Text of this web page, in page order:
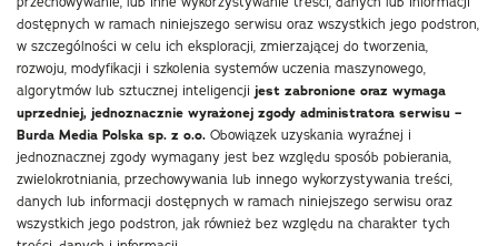
dostępnych w ramach niniejszego serwisu oraz wszystkich jego podstron,
w szczególności w celu ich eksploracji, zmierzającej do tworzenia,
rozwoju, modyfikacji i szkolenia systemów uczenia maszynowego,
algorytmów lub sztucznej inteligencji jest zabronione oraz wymaga
uprzedniej, jednoznacznie wyrażonej zgody administratora serwisu –
Burda Media Polska sp. z o.o. Obowiązek uzyskania wyraźnej i
jednoznacznej zgody wymagany jest bez względu sposób pobierania,
zwielokrotniania, przechowywania lub innego wykorzystywania treści,
danych lub informacji dostępnych w ramach niniejszego serwisu oraz
wszystkich jego podstron, jak również bez względu na charakter tych